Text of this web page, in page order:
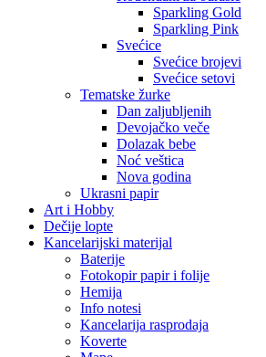
Sparkling Gold
Sparkling Pink
Svećice
Svećice brojevi
Svećice setovi
Tematske žurke
Dan zaljubljenih
Devojačko veče
Dolazak bebe
Noć veštica
Nova godina
Ukrasni papir
Art i Hobby
Dečije lopte
Kancelarijski materijal
Baterije
Fotokopir papir i folije
Hemija
Info notesi
Kancelarija rasprodaja
Koverte